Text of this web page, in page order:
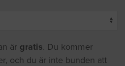
är gratis. Du kommer
och du är inte bunden att